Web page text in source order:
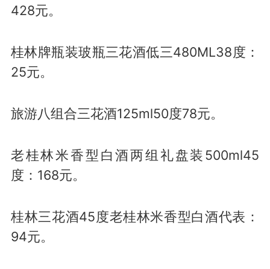
428元。
桂林牌瓶装玻瓶三花酒低三480ML38度：
25元。
旅游八组合三花酒125ml50度78元。
老桂林米香型白酒两组礼盘装500ml45
度：168元。
桂林三花酒45度老桂林米香型白酒代表：
94元。